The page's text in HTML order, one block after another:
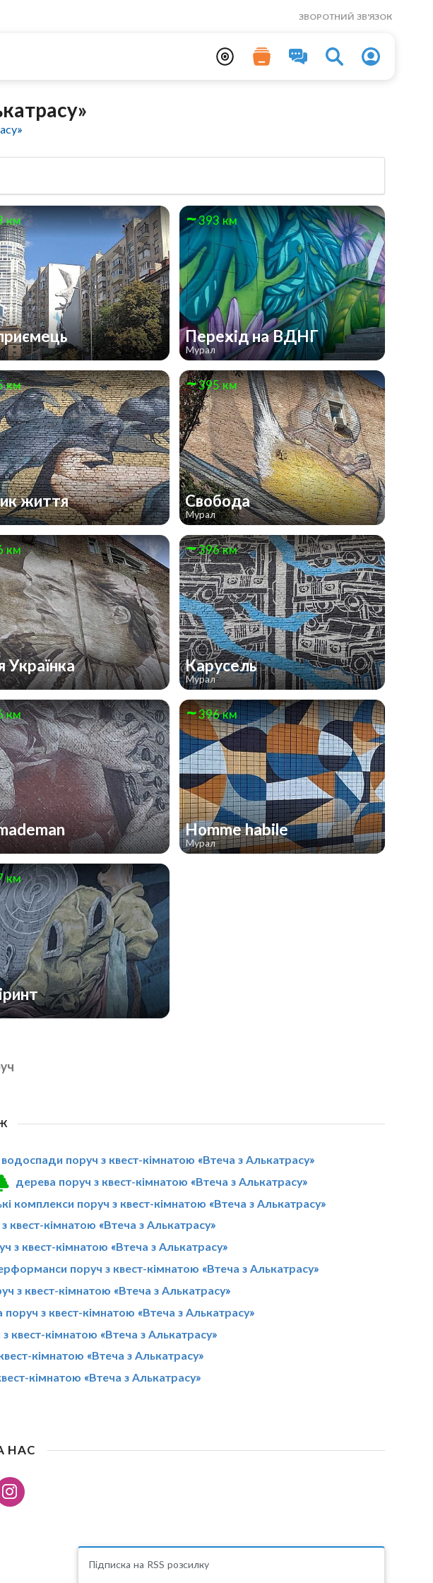
ЗВОРОТНИЙ ЗВ'ЯЗОК
км 393 км
Перехід на ВДНГ
Мурал
км
життя
395 км
Свобода
Мурал
км
Українка
396 км
Карусель
Мурал
км 396 км
Homme habile
Мурал
км
водоспади поруч з квест-кімнатою «Втеча з Алькатрасу»
дерева поруч з квест-кімнатою «Втеча з Алькатрасу»
комплекси поруч з квест-кімнатою «Втеча з Алькатрасу»
квест-кімнатою «Втеча з Алькатрасу»
з квест-кімнатою «Втеча з Алькатрасу»
поруч з квест-кімнатою «Втеча з Алькатрасу»
з квест-кімнатою «Втеча з Алькатрасу»
поруч з квест-кімнатою «Втеча з Алькатрасу»
квест-кімнатою «Втеча з Алькатрасу»
кімнатою «Втеча з Алькатрасу»
кімнатою «Втеча з Алькатрасу»
НАС
Підписка на RSS розсилку